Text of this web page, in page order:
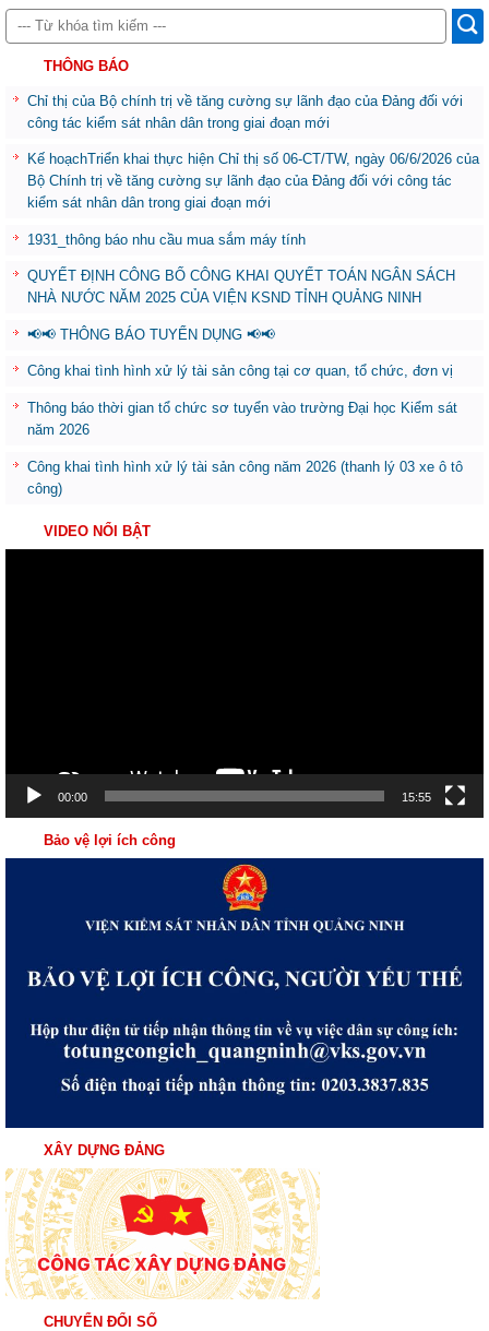
THÔNG BÁO
Chỉ thị của Bộ chính trị về tăng cường sự lãnh đạo của Đảng đối với
công tác kiểm sát nhân dân trong giai đoạn mới
Kế hoạchTriển khai thực hiện Chỉ thị số 06-CT/TW, ngày 06/6/2026 của
Bộ Chính trị về tăng cường sự lãnh đạo của Đảng đối với công tác
kiểm sát nhân dân trong giai đoạn mới
1931_thông báo nhu cầu mua sắm máy tính
QUYẾT ĐỊNH CÔNG BỐ CÔNG KHAI QUYẾT TOÁN NGÂN SÁCH
NHÀ NƯỚC NĂM 2025 CỦA VIỆN KSND TỈNH QUẢNG NINH
📢📢 THÔNG BÁO TUYỂN DỤNG 📢📢
Công khai tình hình xử lý tài sản công tại cơ quan, tổ chức, đơn vị
Thông báo thời gian tổ chức sơ tuyển vào trường Đại học Kiểm sát
năm 2026
Công khai tình hình xử lý tài sản công năm 2026 (thanh lý 03 xe ô tô
công)
VIDEO NỔI BẬT
00:00 15:55
Bảo vệ lợi ích công
XÂY DỰNG ĐẢNG
CHUYỂN ĐỔI SỐ